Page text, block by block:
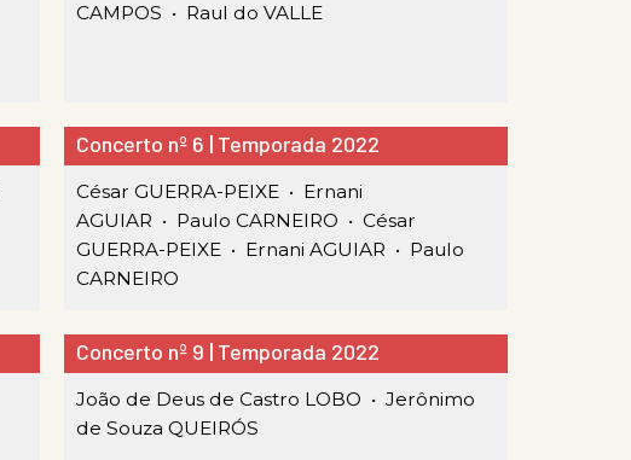
CAMPOS • Raul do VALLE
Concerto nº 6 | Temporada 2022
César GUERRA-PEIXE • Ernani
AGUIAR • Paulo CARNEIRO •César
GUERRA-PEIXE • Ernani AGUIAR • Paulo
CARNEIRO
Concerto nº 9 | Temporada 2022
João de Deus de Castro LOBO •Jerônimo
de Souza QUEIRÓS